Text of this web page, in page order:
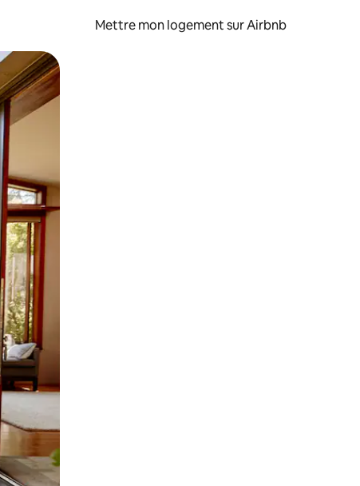
Mettre mon logement sur Airbnb
glisser.